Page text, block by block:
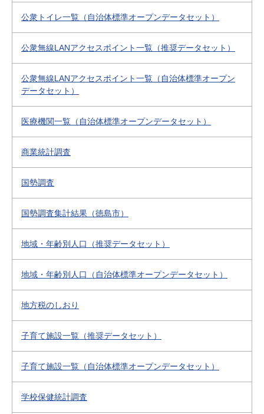
公衆トイレ一覧（自治体標準オープンデータセット）
公衆無線LANアクセスポイント一覧（推奨データセット）
公衆無線LANアクセスポイント一覧（自治体標準オープン
データセット）
医療機関一覧（自治体標準オープンデータセット）
商業統計調査
国勢調査
国勢調査集計結果（徳島市）
地域・年齢別人口（推奨データセット）
地域・年齢別人口（自治体標準オープンデータセット）
地方税のしおり
子育て施設一覧（推奨データセット）
子育て施設一覧（自治体標準オープンデータセット）
学校保健統計調査